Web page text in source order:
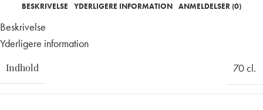
BESKRIVELSE YDERLIGERE INFORMATION ANMELDELSER (0)
Beskrivelse
Yderligere information
Indhold 70 cl.